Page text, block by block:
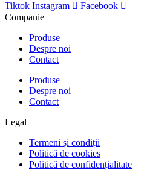
Tiktok Instagram
Facebook
Companie
Produse
Despre noi
Contact
Produse
Despre noi
Contact
Legal
Termeni și condiții
Politică de cookies
Politică de confidențialitate